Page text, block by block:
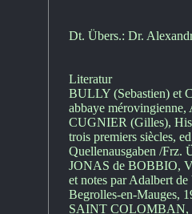
Dt. Übers.: Dr.
Literatur
BULLY (Sebastien) et
abbaye
CUGNIER (Gilles),
trois premiers siècles,
Quellenausgaben /Frz.
JONAS de BOBBIO,
et notes par Adalbert
Begrolles-en-Mauges,
SAINT COLOMBAN,